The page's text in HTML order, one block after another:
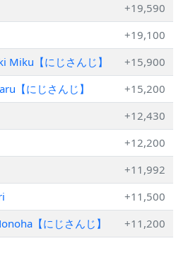
+19,590
+19,100
Miku【にじさんじ】
+15,900
【にじさんじ】
+15,200
+12,430
+12,200
+11,992
+11,500
【にじさんじ】
+11,200